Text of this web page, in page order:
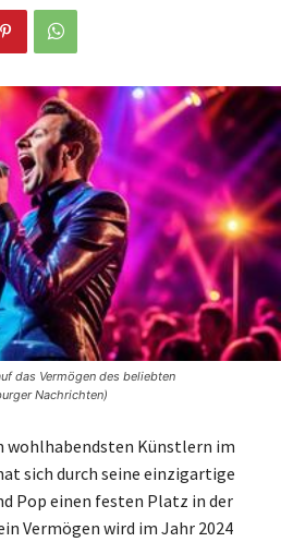
das Vermögen des beliebten
Nachrichten)
wohlhabendsten Künstlern im
sich durch seine einzigartige
Pop einen festen Platz in der
Vermögen wird im Jahr 2024